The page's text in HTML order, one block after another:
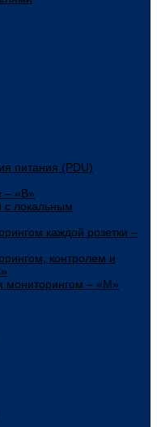
питания (PDU)
– «В»
с локальным
каждой розетки –
контролем и
мониторингом – «М»